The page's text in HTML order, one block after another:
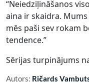
“Neiedziļināšanos
aina ir skaidra.
mēs paši sev rokam
tendence.”
Sērijas turpinājums
Autors: Ričards